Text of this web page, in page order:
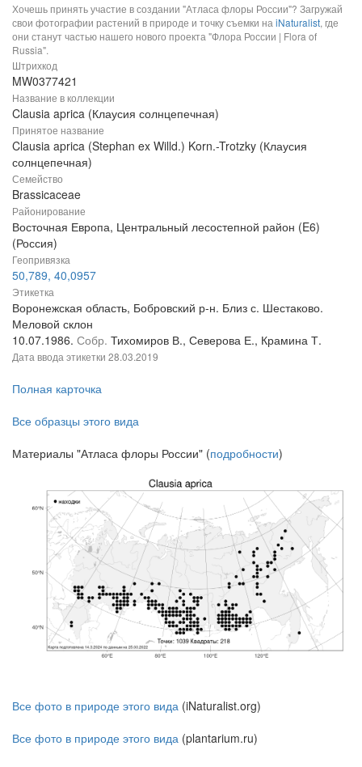
Хочешь принять участие в создании "Атласа флоры России"? Загружай
свои фотографии растений в природе и точку съемки на iNaturalist, где
они станут частью нашего нового проекта "Флора России | Flora of
Russia".
Штрихкод
MW0377421
Название в коллекции
Clausia aprica (Клаусия солнцепечная)
Принятое название
Clausia aprica (Stephan ex Willd.) Korn.-Trotzky (Клаусия
солнцепечная)
Семейство
Brassicaceae
Районирование
Восточная Европа, Центральный лесостепной район (E6)
(Россия)
Геопривязка
50,789, 40,0957
Этикетка
Воронежская область, Бобровский р-н. Близ с. Шестаково.
Меловой склон
10.07.1986. Собр. Тихомиров В., Северова Е., Крамина Т.
Дата ввода этикетки 28.03.2019
Полная карточка
Все образцы этого вида
Материалы "Атласа флоры России" (подробности)
Все фото в природе этого вида (iNaturalist.org)
Все фото в природе этого вида (plantarium.ru)